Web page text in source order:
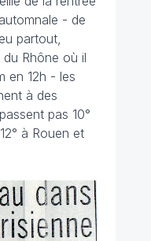
- de
partout,
Rhône où il
en 12h - les
à des
pas 10°
à Rouen et